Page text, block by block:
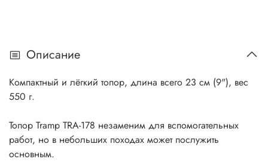
Описание
Компактный и лёгкий топор, длина всего 23 см (9"), вес
550 г.
Топор Tramp TRA-178 незаменим для вспомогательных
работ, но в небольших походах может послужить
основным.